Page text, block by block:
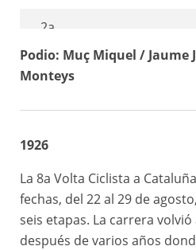
2a
etapa
3a
4a
5a
etapa
Reus –
Barcelona
Podio: Muç Miquel / Jaume
Monteys
1926
La 8a Volta Ciclista a
fechas, del 22 al 29 de
seis etapas. La carrera
después de varios años